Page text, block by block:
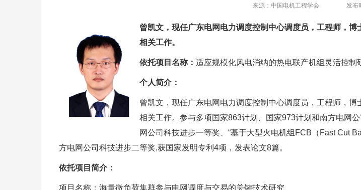
来源： 中国电机工程学会 发布时
曾凯文，现任广东电网电力调度控制中心调度员，工程师，
相关工作。
依托项目名称： 适应规模化风电消纳的热电联产机组灵活控制
个人简介：
曾凯文，现任广东电网电力调度控制中心调度员，工程师，
相关工作。参与多项国家863计划、国家973计划和南方电网
网公司科技进步一等奖、“基于大型火电机组FCB（Fast Cut
方电网公司科技进步二等奖,获国家发明专利4项，发表论文8篇。
依托项目简介：
项目名称：海量微负荷集群参与电网调度与交易的关键技术研究